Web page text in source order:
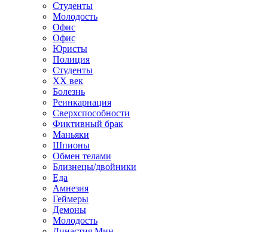
Студенты
Молодость
Офис
Офис
Юристы
Полиция
Студенты
ХХ век
Болезнь
Реинкарнация
Сверхспособности
Фиктивный брак
Маньяки
Шпионы
Обмен телами
Близнецы/двойники
Еда
Амнезия
Геймеры
Демоны
Молодость